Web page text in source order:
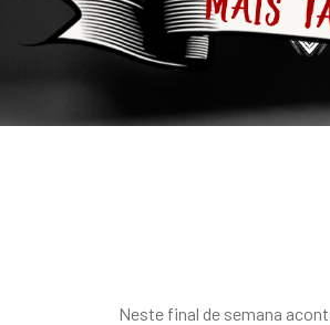
Neste final de semana